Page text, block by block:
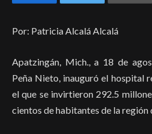
Por: Patricia Alcalá Alcalá
Apatzingán, Mich., a 18 de
Peña Nieto, inauguró el hospital
el que se invirtieron 292.5
cientos de habitantes de la región